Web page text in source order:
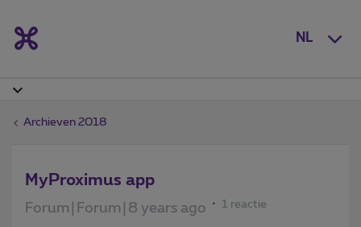
NL
Archieven 2018
MyProximus app
Forum|Forum|8 years ago 1 reactie